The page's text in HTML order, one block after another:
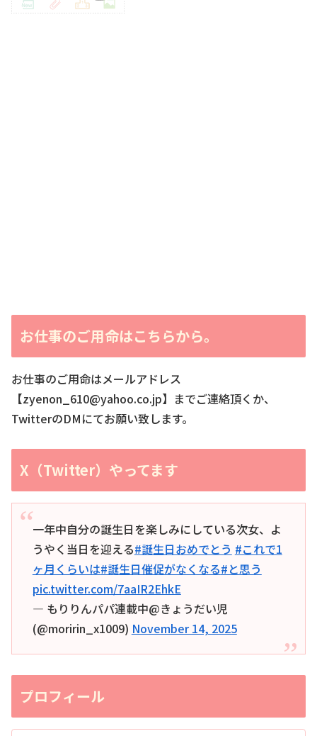
お仕事のご用命はこちらから。
お仕事のご用命はメールアドレス
【zyenon_610@yahoo.co.jp】までご連絡頂くか、
TwitterのDMにてお願い致します。
X（Twitter）やってます
一年中自分の誕生日を楽しみにしている次女、よ
うやく当日を迎える#誕生日おめでとう #これで1
ヶ月くらいは#誕生日催促がなくなる#と思う
pic.twitter.com/7aaIR2EhkE
— もりりんパパ連載中@きょうだい児
(@moririn_x1009) November 14, 2025
プロフィール